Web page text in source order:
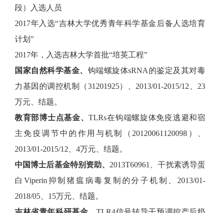
段）入选人员
2017年入选“吉林大学优秀青年科学基金后备人选培育
计划”
2017年，入选吉林大学首批“培英工程”
国家自然科学基金、 钩端螺旋体sRNA的鉴定及其对毒
力基因的调控机制（31201925）、2013/01-2015/12、23
万元、结题。
教育部博士点基金、TLRs在钩端螺旋体免疫逃避和宿
主免疫调节中的作用与机制（20120061120098）、
2013/01-2015/12、4万元、结题。
中国博士后基金特别资助、 2013T60961、干扰素诱导蛋
白Viperin抑制猪瘟病毒复制的分子机制、2013/01-
2018/05、15万元、结题。